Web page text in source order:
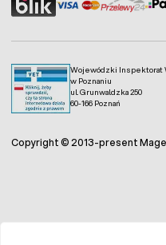
Wojewódzki Inspektorat
w Poznaniu
ul. Grunwaldzka 250
60-166 Poznań
Copyright © 2013-present